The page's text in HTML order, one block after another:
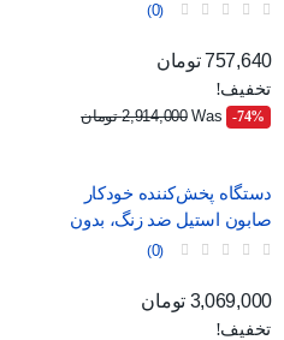
0
قیمت عادی
قیمت
757,640 تومان
تخفیف!
‎-74%
Was 2,914,000 تومان
دستگاه پخش‌کننده خودکار
صابون استیل ضد زنگ، بدون
نیاز به لمس
0
قیمت عادی
قیمت
3,069,000 تومان
تخفیف!